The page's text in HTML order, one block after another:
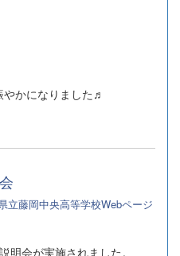
かになりました♬
立藤岡中央高等学校Webページ
明会が実施されました。